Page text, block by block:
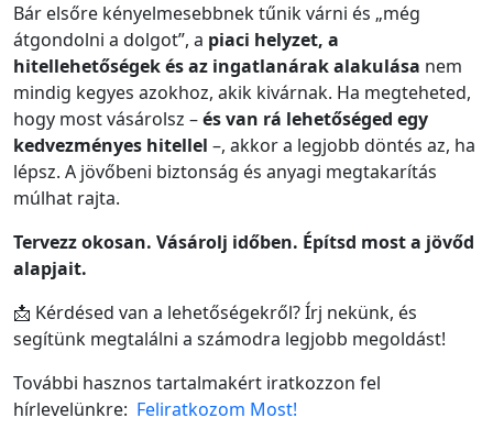
Bár elsőre kényelmesebbnek tűnik várni és „még
átgondolni a dolgot”, a piaci helyzet, a
hitellehetőségek és az ingatlanárak alakulása nem
mindig kegyes azokhoz, akik kivárnak. Ha megteheted,
hogy most vásárolsz –és van rá lehetőséged egy
kedvezményes hitellel –, akkor a legjobb döntés az, ha
lépsz. A jövőbeni biztonság és anyagi megtakarítás
múlhat rajta.
Tervezz okosan. Vásárolj időben. Építsd most a jövőd
alapjait.
📩 Kérdésed van a lehetőségekről? Írj nekünk, és
segítünk megtalálni a számodra legjobb megoldást!
További hasznos tartalmakért iratkozzon fel
hírlevelünkre: Feliratkozom Most!